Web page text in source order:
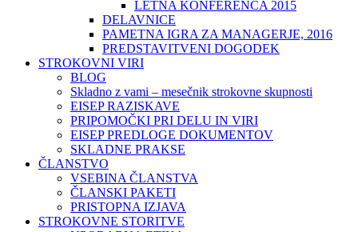
LETNA KONFERENCA 2015
DELAVNICE
PAMETNA IGRA ZA MANAGERJE, 2016
PREDSTAVITVENI DOGODEK
STROKOVNI VIRI
BLOG
Skladno z vami – mesečnik strokovne skupnosti
EISEP RAZISKAVE
PRIPOMOČKI PRI DELU IN VIRI
EISEP PREDLOGE DOKUMENTOV
SKLADNE PRAKSE
ČLANSTVO
VSEBINA ČLANSTVA
ČLANSKI PAKETI
PRISTOPNA IZJAVA
STROKOVNE STORITVE